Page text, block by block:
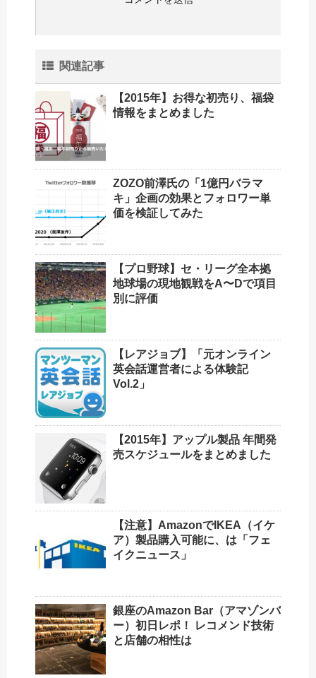
関連記事
【2015年】お得な初売り、福袋
情報をまとめました
ZOZO前澤氏の「1億円バラマ
キ」企画の効果とフォロワー単
価を検証してみた
【プロ野球】セ・リーグ全本拠
地球場の現地観戦をA〜Dで項目
別に評価
【レアジョブ】「元オンライン
英会話運営者による体験記
Vol.2」
【2015年】アップル製品 年間発
売スケジュールをまとめました
【注意】AmazonでIKEA（イケ
ア）製品購入可能に、は「フェ
イクニュース」
銀座のAmazon Bar（アマゾンバ
ー）初日レポ！ レコメンド技術
と店舗の相性は